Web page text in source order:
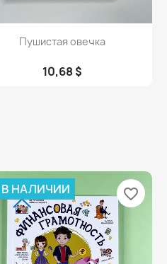
Просмотр
Пушистая овечка
10,68 $
В НАЛИЧИИ favorite_border